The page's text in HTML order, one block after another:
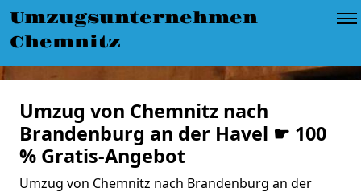
Umzugsunternehmen
Chemnitz
Umzug von Chemnitz nach
Brandenburg an der Havel ☛ 100
% Gratis-Angebot
Umzug von Chemnitz nach Brandenburg an der